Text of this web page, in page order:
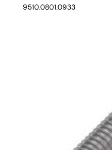
9510.0801.0933